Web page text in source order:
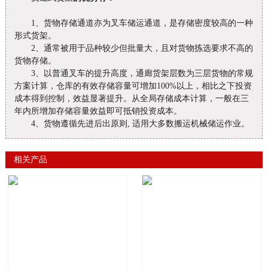
1、货物存储通道亦为叉车储运通道，是存储密度较高的一种
形式货架。
2、通常被用于品种较少但批量大，且对货物拣选要求不高的
货物存储。
3、以普通叉车的提升高度，通廊货架层数为三层货物的常规
方案计算，仓库的有效存储容量可增加100%以上，相比之下投资
成本得到控制，效益显著提升。从全局存储成本计算，一般在三
年内所增加存储容量效益即可抵销投资成本。
4、货物遵循先进后出原则, 适用大多数搬运机械储运作业。
相关产品